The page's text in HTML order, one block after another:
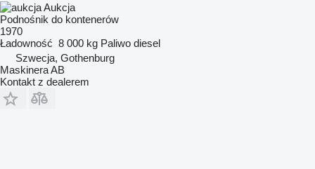
Aukcja
Podnośnik do kontenerów
1970
Ładowność 8 000 kg Paliwo diesel
Szwecja, Gothenburg
Maskinera AB
Kontakt z dealerem